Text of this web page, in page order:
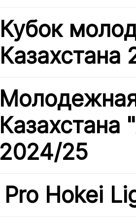
Кубок
Казахстана
Казахстана
2024/25
Pro Hokei